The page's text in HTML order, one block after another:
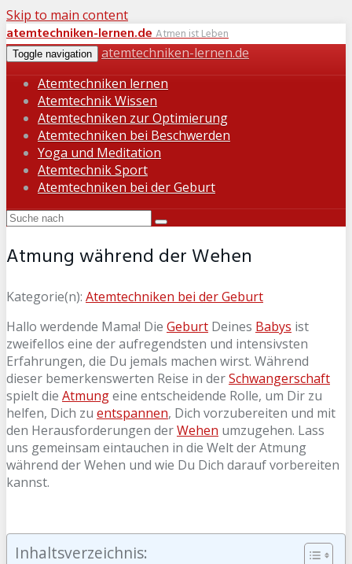
Skip to main content
atemtechniken-lernen.deAtmen ist Leben
Toggle navigation
atemtechniken-lernen.de
Atemtechniken lernen
Atemtechnik Wissen
Atemtechniken zur Optimierung
Atemtechniken bei Beschwerden
Yoga und Meditation
Atemtechnik Sport
Atemtechniken bei der Geburt
Atmung während der Wehen
Kategorie(n): Atemtechniken bei der Geburt
Hallo werdende Mama! Die Geburt Deines Babys ist
zweifellos eine der aufregendsten und intensivsten
Erfahrungen, die Du jemals machen wirst. Während
dieser bemerkenswerten Reise in derSchwangerschaft
spielt die Atmungeine entscheidende Rolle, um Dir zu
helfen, Dich zu entspannen, Dich vorzubereiten und mit
den Herausforderungen derWehen umzugehen. Lass
uns gemeinsam eintauchen in die Welt der Atmung
während der Wehen und wie Du Dich darauf vorbereiten
kannst.
Inhaltsverzeichnis: